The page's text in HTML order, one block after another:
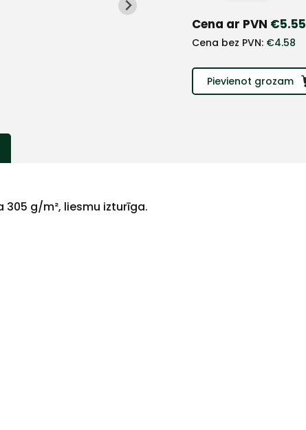
Cena ar PVN €5.55
Cena bez PVN: €4.58
Pievienot grozam
305 g/m², liesmu izturīga.